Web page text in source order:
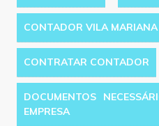
CONTADOR VILA MARIANA
CONTRATAR CONTADOR
DOCUMENTOS
EMPRESA